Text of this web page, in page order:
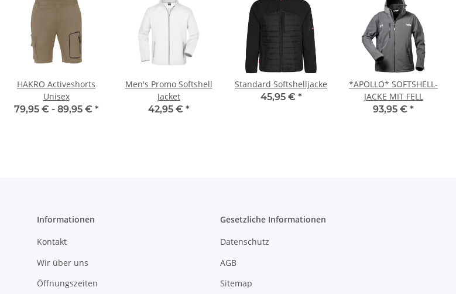
HAKRO Activeshorts
Unisex
79,95 € - 89,95 € *
Men's Promo Softshell
Jacket
42,95 € *
Standard Softshelljacke
45,95 € *
*APOLLO* SOFTSHELL-
JACKE MIT FELL
93,95 € *
Informationen
Kontakt
Wir über uns
Öffnungszeiten
Gesetzliche Informationen
Datenschutz
AGB
Sitemap